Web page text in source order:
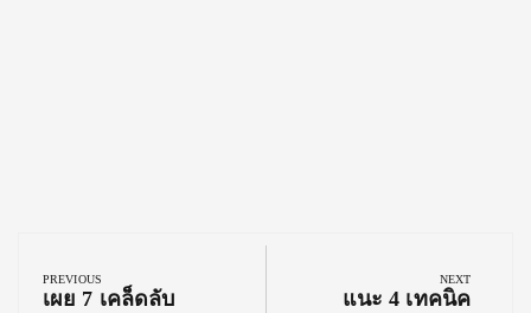
navigation
PREVIOUS
Previous
เผย 7 เคล็ดลับ
NEXT
Next
แนะ 4 เทคนิค